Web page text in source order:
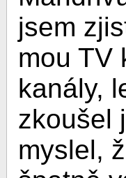
jsem
mou TV
kanály,
zkoušel
myslel,